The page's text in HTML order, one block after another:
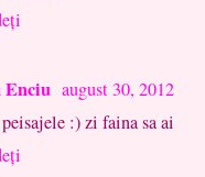
august 30, 2012
:) zi faina sa ai